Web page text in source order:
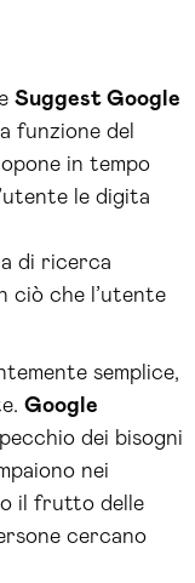
Suggest Google
funzione del
in tempo
le digita
di ricerca
ciò che l’utente
semplice,
Google
dei bisogni
nei
il frutto delle
cercano